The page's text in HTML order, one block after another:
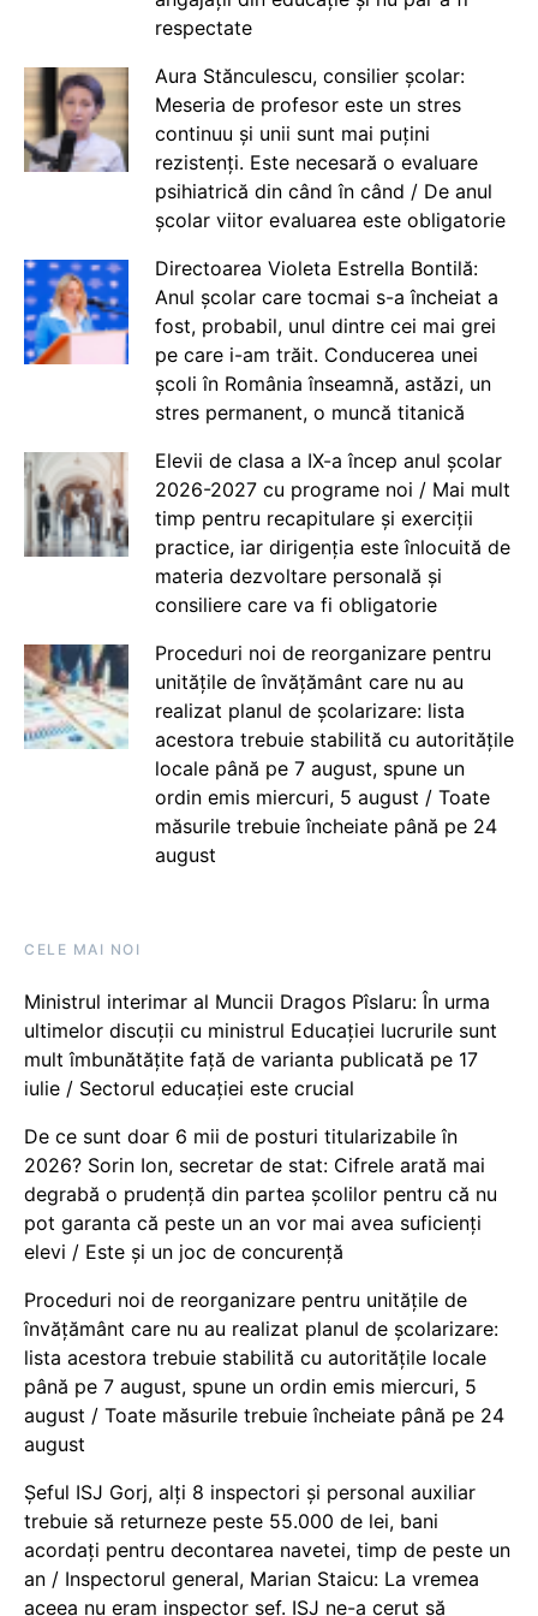
respectate
Aura Stănculescu, consilier școlar:
Meseria de profesor este un stres
continuu și unii sunt mai puțini
rezistenți. Este necesară o evaluare
psihiatrică din când în când / De anul
școlar viitor evaluarea este obligatorie
Directoarea Violeta Estrella Bontilă:
Anul școlar care tocmai s-a încheiat a
fost, probabil, unul dintre cei mai grei
pe care i-am trăit. Conducerea unei
școli în România înseamnă, astăzi, un
stres permanent, o muncă titanică
Elevii de clasa a IX-a încep anul școlar
2026-2027 cu programe noi / Mai mult
timp pentru recapitulare și exerciții
practice, iar dirigenția este înlocuită de
materia dezvoltare personală și
consiliere care va fi obligatorie
Proceduri noi de reorganizare pentru
unitățile de învățământ care nu au
realizat planul de școlarizare: lista
acestora trebuie stabilită cu autoritățile
locale până pe 7 august, spune un
ordin emis miercuri, 5 august / Toate
măsurile trebuie încheiate până pe 24
august
CELE MAI NOI
Ministrul interimar al Muncii Dragos Pîslaru: În urma
ultimelor discuții cu ministrul Educației lucrurile sunt
mult îmbunătățite față de varianta publicată pe 17
iulie / Sectorul educației este crucial
De ce sunt doar 6 mii de posturi titularizabile în
2026? Sorin Ion, secretar de stat: Cifrele arată mai
degrabă o prudență din partea școlilor pentru că nu
pot garanta că peste un an vor mai avea suficienți
elevi / Este și un joc de concurență
Proceduri noi de reorganizare pentru unitățile de
învățământ care nu au realizat planul de școlarizare:
lista acestora trebuie stabilită cu autoritățile locale
până pe 7 august, spune un ordin emis miercuri, 5
august / Toate măsurile trebuie încheiate până pe 24
august
Șeful ISJ Gorj, alți 8 inspectori și personal auxiliar
trebuie să returneze peste 55.000 de lei, bani
acordați pentru decontarea navetei, timp de peste un
an / Inspectorul general, Marian Staicu: La vremea
aceea nu eram inspector șef. ISJ ne-a cerut să